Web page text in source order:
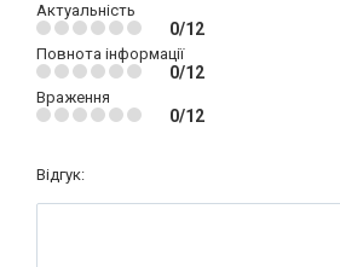
Актуальність
0/12
Повнота інформації
0/12
Враження
0/12
Відгук: